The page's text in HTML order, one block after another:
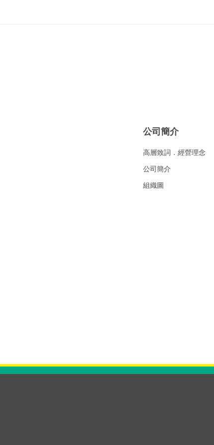
公司簡介
高層致詞．經營理念
公司簡介
組織圖